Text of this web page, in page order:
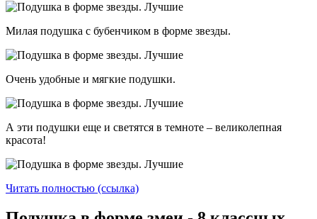
Милая подушка с бубенчиком в форме звезды.
Очень удобные и мягкие подушки.
А эти подушки еще и светятся в темноте – великолепная
красота!
Читать полностью (ссылка)